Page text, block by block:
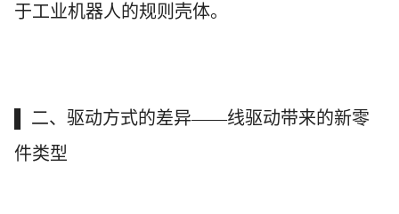
于工业机器人的规则壳体。
▌ 二、驱动方式的差异——线驱动带来的新零
件类型